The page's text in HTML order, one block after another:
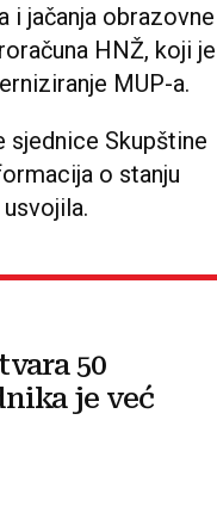
i jačanja obrazovne
HNŽ, koji je
MUP-a.
sjednice Skupštine
o stanju
50
je već